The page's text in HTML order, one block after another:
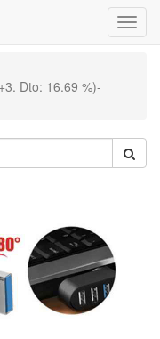
Menú
de
Dto: 16.69 %)-